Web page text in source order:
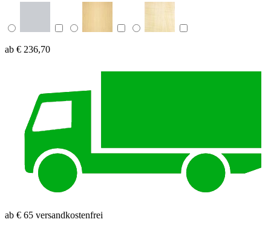
ab € 236,70
ab € 65 versandkostenfrei